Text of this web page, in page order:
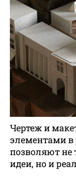
Чертеж и
элементами в
позволяют не
идеи, но и